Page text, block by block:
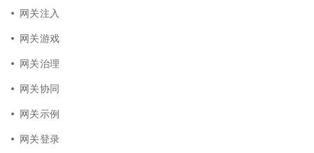
网关注入
网关游戏
网关治理
网关协同
网关示例
网关登录